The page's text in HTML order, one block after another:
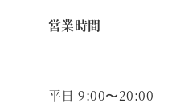
営業時間
平日 9:00〜20:00